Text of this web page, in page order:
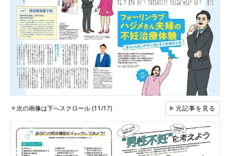
▼次の画像は下へスクロール (11/17) ▶元記事を見る